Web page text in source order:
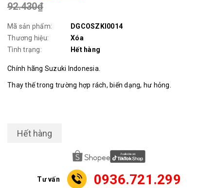
92.430₫
Mã sản phẩm:
DGCOSZKI0014
Thương hiệu:
Xóa
Tình trạng:
Hết hàng
Chính hãng Suzuki Indonesia.
Thay thế trong trường hợp rách, biến dạng, hư hỏng.
Hết hàng
Tư vấn 0936.721.299